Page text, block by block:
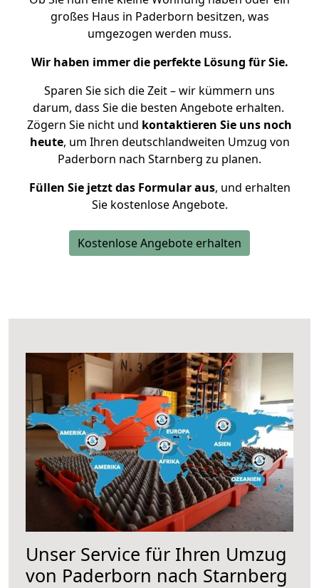
großes Haus in Paderborn besitzen, was
umgezogen werden muss.
Wir haben immer die perfekte Lösung für Sie.
Sparen Sie sich die Zeit – wir kümmern uns
darum, dass Sie die besten Angebote erhalten.
Zögern Sie nicht und kontaktieren Sie uns noch
heute, um Ihren deutschlandweiten Umzug von
Paderborn nach Starnberg zu planen.
Füllen Sie jetzt das Formular aus, und erhalten
Sie kostenlose Angebote.
Kostenlose Angebote erhalten
Unser Service für Ihren Umzug
von Paderborn nach Starnberg